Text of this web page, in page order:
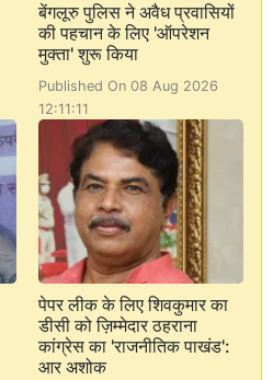
बेंगलूरु पुलिस ने अवैध प्रवासियों
की पहचान के लिए 'ऑपरेशन
मुक्ता' शुरू किया
Published On 08 Aug 2026
12:11:11
पेपर लीक के लिए शिवकुमार का
डीसी को ज़िम्मेदार ठहराना
कांग्रेस का 'राजनीतिक पाखंड':
आर अशोक